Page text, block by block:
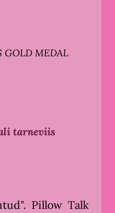
GOLD MEDAL
tarneviis
Pillow Talk